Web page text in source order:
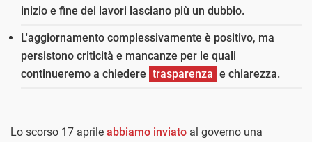
inizio e fine dei lavori lasciano più un dubbio.
L'aggiornamento complessivamente è positivo, ma
persistono criticità e mancanze per le quali
continueremo a chiedere trasparenza e chiarezza.
Lo scorso 17 aprile abbiamo inviato al governo una